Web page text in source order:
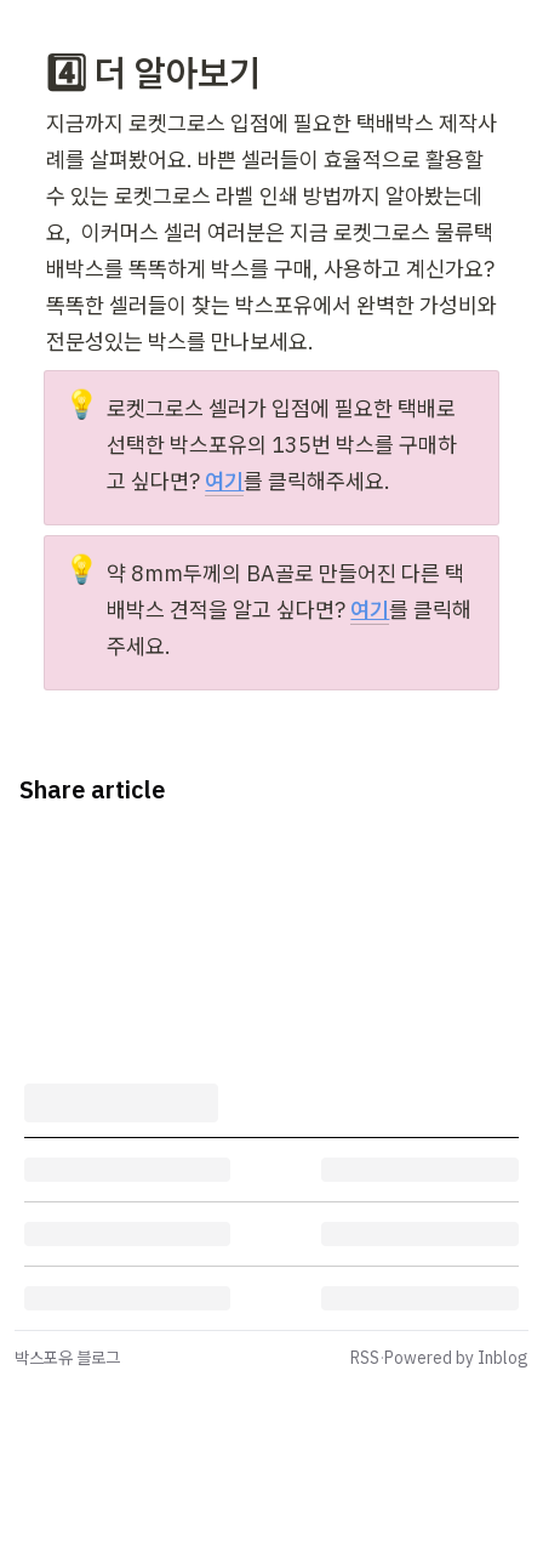
4️⃣ 더 알아보기
지금까지 로켓그로스 입점에 필요한 택배박스 제작사
례를 살펴봤어요. 바쁜 셀러들이 효율적으로 활용할
수 있는 로켓그로스 라벨 인쇄 방법까지 알아봤는데
요,  이커머스 셀러 여러분은 지금 로켓그로스 물류택
배박스를 똑똑하게 박스를 구매, 사용하고 계신가요?
똑똑한 셀러들이 찾는 박스포유에서 완벽한 가성비와
전문성있는 박스를 만나보세요.
💡 로켓그로스 셀러가 입점에 필요한 택배로
선택한 박스포유의 135번 박스를 구매하
고 싶다면? 여기를 클릭해주세요.
💡 약 8mm두께의 BA골로 만들어진 다른 택
배박스 견적을 알고 싶다면? 여기를 클릭해
주세요.
Share article
박스포유 블로그 RSS·Powered by Inblog